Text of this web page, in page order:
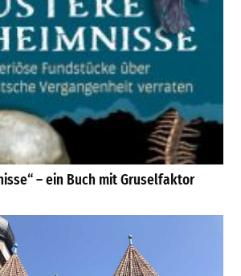
– ein Buch mit Gruselfaktor